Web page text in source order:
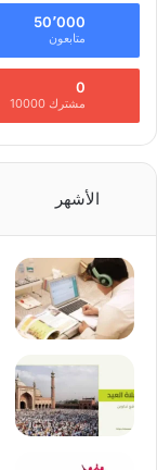
50٬000
متابعون
0
مشترك 10000
الأشهر